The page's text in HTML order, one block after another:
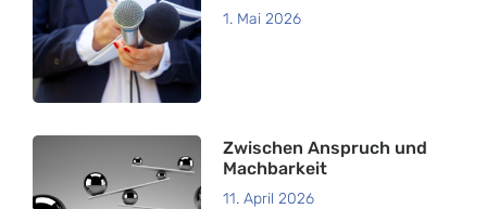
1. Mai 2026
Zwischen Anspruch und
Machbarkeit
11. April 2026